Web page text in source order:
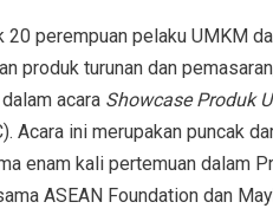
20 perempuan pelaku UMKM
produk turunan dan
acara Showcase Produk
Acara ini merupakan puncak
enam kali pertemuan dalam
ASEAN Foundation dan